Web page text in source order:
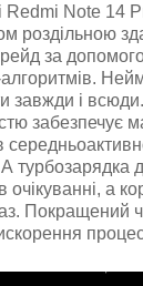
Note 14
роздільною
за
завжди і
забезпечує
турбозарядка
очікуванні, а
Покращений